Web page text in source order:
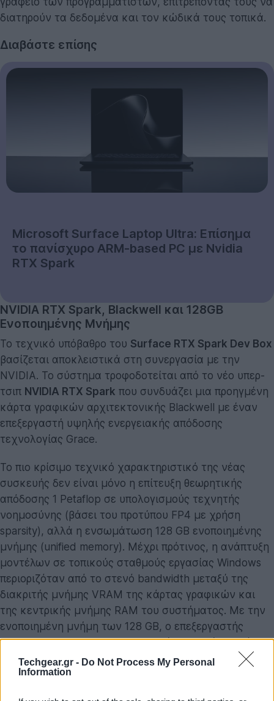
Techgear.gr - Do Not Process My Personal
Information
διατηρούν τα δεδομένα και τον κώδικά τους τοπικά.
Διαβάστε επίσης
Microsoft Surface Laptop Ultra: Επίσημα
το πανίσχυρο ARM-based PC με Nvidia
RTX Spark
NVIDIA RTX Spark, Blackwell και 128GB
Ενοποιημένης Μνήμης
Το τεχνικό υπόβαθρο του Surface RTX Spark Dev Box
βασίζεται αποκλειστικά στη συνεργασία με την
NVIDIA. Το σύστημα τροφοδοτείται από το νέο υπερ-
τσιπ NVIDIA RTX Spark που συνδυάζει μια προηγμένη
κάρτα γραφικών αρχιτεκτονικής Blackwell με έναν
επεξεργαστή υψηλής ενεργειακής απόδοσης
τεχνολογίας Grace.
Το πιο κρίσιμο τεχνικό χαρακτηριστικό της νέας
συσκευής δεν είναι μόνο η επίτευξη θεωρητικής
απόδοσης 1 Petaflop σε υπολογισμούς τεχνητής
νοημοσύνης (βάσει του προτύπου FP4 με χρήση
sparsity), αλλά η ενσωμάτωση 128 GB ενοποιημένης
μνήμης (unified memory). Μέχρι πρότινος, η ανάπτυξη
μοντέλων σε τοπικούς σταθμούς εργασίας Windows
περιοριζόταν από το στενό bandwidth μεταξύ της
διακριτής μνήμης VRAM της κάρτας γραφικών και
της κεντρικής μνήμης RAM του συστήματος. Με την
ενοποιημένη μνήμη των 128 GB, ο επεξεργαστής
Grace και η Blackwell GPU αντλούν δεδομένα από την
ίδια δεξαμενή, εξαλείφοντας το bottleneck του
διαύλου PCIe.